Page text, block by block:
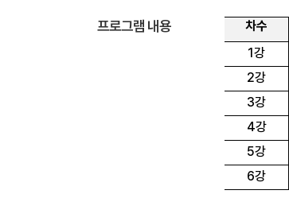
프로그램 내용 차수
1강
2강
3강
4강
5강
6강